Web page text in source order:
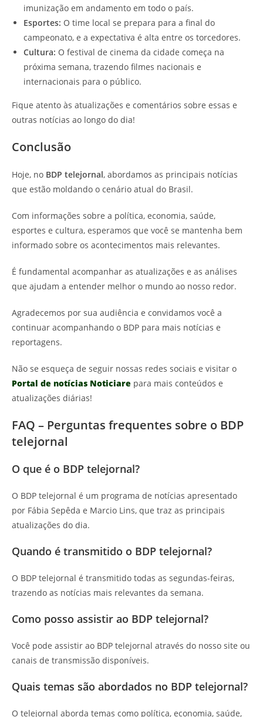
imunização em andamento em todo o país.
Esportes: O time local se prepara para a final do
campeonato, e a expectativa é alta entre os torcedores.
Cultura: O festival de cinema da cidade começa na
próxima semana, trazendo filmes nacionais e
internacionais para o público.
Fique atento às atualizações e comentários sobre essas e
outras notícias ao longo do dia!
Conclusão
Hoje, no BDP telejornal, abordamos as principais notícias
que estão moldando o cenário atual do Brasil.
Com informações sobre a política, economia, saúde,
esportes e cultura, esperamos que você se mantenha bem
informado sobre os acontecimentos mais relevantes.
É fundamental acompanhar as atualizações e as análises
que ajudam a entender melhor o mundo ao nosso redor.
Agradecemos por sua audiência e convidamos você a
continuar acompanhando o BDP para mais notícias e
reportagens.
Não se esqueça de seguir nossas redes sociais e visitar o
Portal de notícias Noticiare para mais conteúdos e
atualizações diárias!
FAQ – Perguntas frequentes sobre o BDP
telejornal
O que é o BDP telejornal?
O BDP telejornal é um programa de notícias apresentado
por Fábia Sepêda e Marcio Lins, que traz as principais
atualizações do dia.
Quando é transmitido o BDP telejornal?
O BDP telejornal é transmitido todas as segundas-feiras,
trazendo as notícias mais relevantes da semana.
Como posso assistir ao BDP telejornal?
Você pode assistir ao BDP telejornal através do nosso site ou
canais de transmissão disponíveis.
Quais temas são abordados no BDP telejornal?
O telejornal aborda temas como política, economia, saúde,